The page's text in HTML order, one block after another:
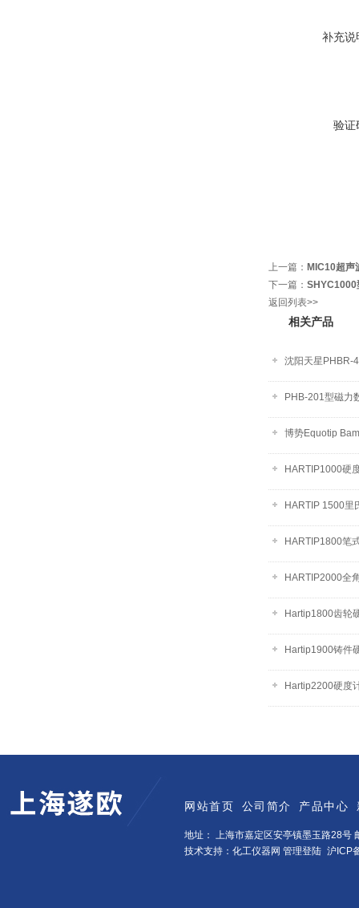
补充说
验证
上一篇： MIC10超声
下一篇： SHYC1000
返回列表>>
相关产品
沈阳天星PHBR-
PHB-201型磁力
博势Equotip
HARTIP1000硬
HARTIP 1500里
HARTIP1800笔
HARTIP2000全
Hartip1800齿轮
Hartip1900铸件
Hartip2200硬度
网站首页 公司简介 产品中心
地址： 上海市嘉定区安亭镇墨玉路28号
技术支持：化工仪器网 管理登陆 沪ICP